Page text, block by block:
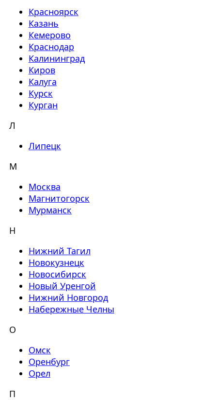
Красноярск
Казань
Кемерово
Краснодар
Калининград
Киров
Калуга
Курск
Курган
Л
Липецк
М
Москва
Магнитогорск
Мурманск
Н
Нижний Тагил
Новокузнецк
Новосибирск
Новый Уренгой
Нижний Новгород
Набережные Челны
О
Омск
Оренбург
Орел
П